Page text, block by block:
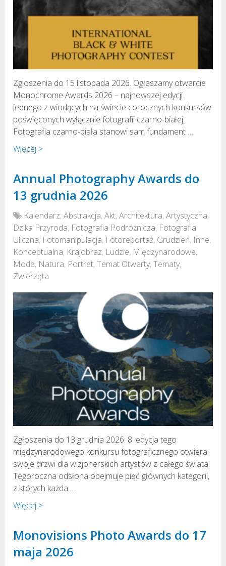
Zgloszenia do 15 listopada 2026. Ogłaszamy otwarcie
Monochrome Awards 2026 – najnowszej edycji
jednego z wiodących na świecie corocznych konkursów
poświęconych wyłącznie fotografii czarno-białej.
Fotografia czarno-biała stanowi sam fundament …
Więcej >
Annual Photography Awards do
13 grudnia 2026
Kalendarz,Abstrakcja,Akt,Architektura,Artystyczna,
Dzika Przyroda, Fotografia Podróżnicza, Fotografia
Uliczna, Fotomanipulacja, Fotoreportaż, Grudzień, Inne,
Konceptualna, Krajobraz, Ludzie, Międzynarodowe,
Moda, Natura, Portret,Temat Otwarty,Tematy,
Zwierzęta
Zgłoszenia do 13 grudnia 2026. 8. edycja tego
międzynarodowego konkursu fotograficznego otwiera
swoje drzwi dla wizjonerskich artystów z całego świata.
Tegoroczna odsłona obejmuje pięć głównych kategorii,
z których każda …
Więcej >
Monovisions Photo Awards do 17
maja 2026